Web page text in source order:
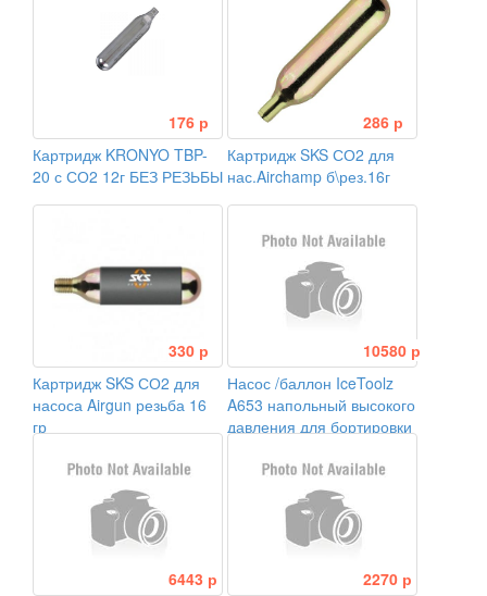
176 р
Картридж KRONYO TBP-
20 с СО2 12г БЕЗ РЕЗЬБЫ
286 р
Картридж SKS СО2 для
нас.Airchamp б\рез.16г
330 р
Картридж SKS СО2 для
насоса Airgun резьба 16
гр
10580 р
Насос /баллон IceToolz
A653 напольный высокого
давления для бортировки
6443 р
2270 р